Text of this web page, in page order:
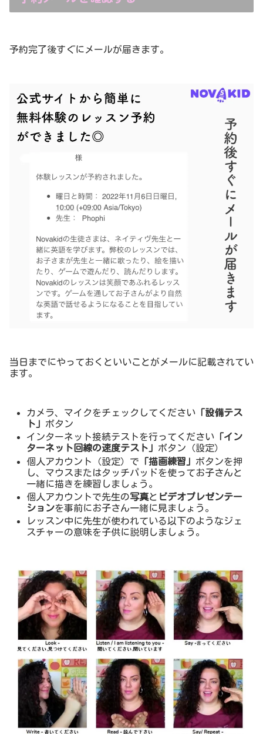
予約完了後すぐにメールが届きます。
当日までにやっておくといいことがメールに記載されてい
ます。
カメラ、マイクをチェックしてください 「設備テス
ト」 ボタン
インターネット接続テストを行ってください 「イン
ターネット回線の速度テスト」 ボタン（設定）
個人アカウント（設定）で 「描画練習」 ボタンを押
し、マウスまたはタッチパッドを使ってお子さんと
一緒に描きを練習しましょう。
個人アカウントで先生の写真と ビデオプレゼンテー
ションを事前にお子さん一緒に見ましょう。
レッスン中に先生が使われている以下のようなジェ
スチャーの意味を子供に説明しましょう。